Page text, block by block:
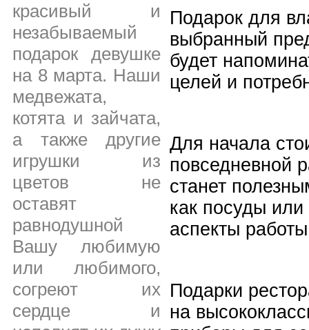
красивый и
незабываемый
подарок девушке
на 8 марта. Наши
медвежата,
котята и зайчата,
а также другие
игрушки из
цветов не
оставят
равнодушной
Вашу любимую
или любимого,
согреют их
сердце и
Подарок для
выбранный
будет
целей и
Для начала
повседневной
станет
как посуды
аспекты
Подарки
на